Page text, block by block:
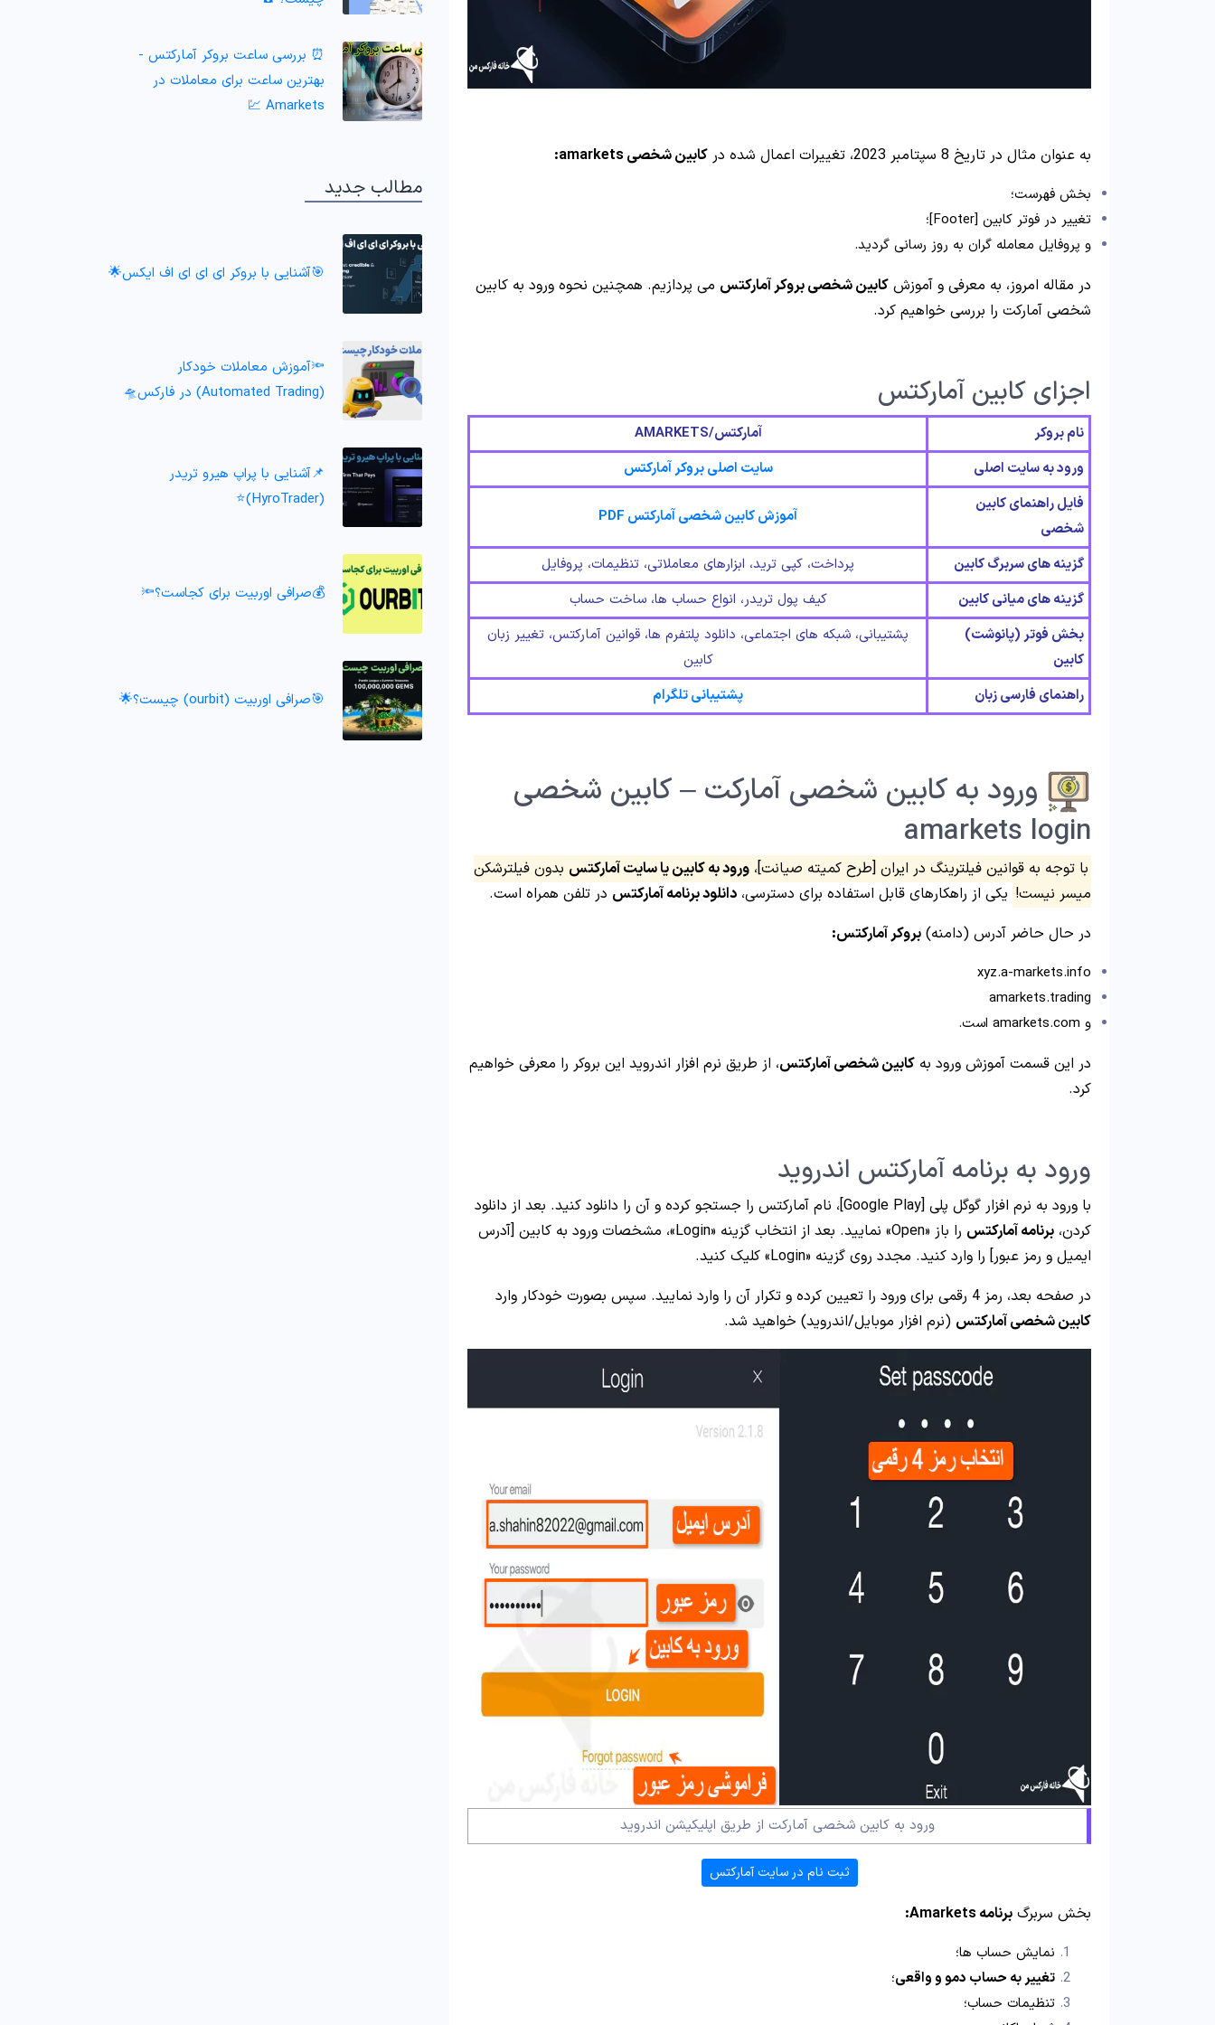
به عنوان مثال در تاریخ 8 سپتامبر 2023، تغییرات اعمال شده در کابین شخصی amarkets:
بخش فهرست؛
تغییر در فوتر کابین [Footer]؛
و پروفایل معامله گران به روز رسانی گردید.
در مقاله امروز، به معرفی و آموزش کابین شخصی بروکر آمارکتس می پردازیم. همچنین نحوه ورود به کابین
شخصی آمارکت را بررسی خواهیم کرد.
اجزای کابین آمارکتس
نام بروکر
آمارکتس/AMARKETS
ورود به سایت اصلی
سایت اصلی بروکر آمارکتس
فایل راهنمای کابین
شخصی
آموزش کابین شخصی آمارکتس PDF
گزینه های سربرگ کابین
پرداخت، کپی ترید، ابزارهای معاملاتی، تنظیمات، پروفایل
گزینه های میانی کابین
کیف پول تریدر، انواع حساب ها، ساخت حساب
بخش فوتر (پانوشت)
کابین
پشتیبانی، شبکه های اجتماعی، دانلود پلتفرم ها، قوانین آمارکتس، تغییر زبان
کابین
راهنمای فارسی زبان
پشتیبانی تلگرام
ورود به کابین شخصی آمارکت – کابین شخصی
amarkets login
با توجه به قوانین فیلترینگ در ایران [طرح کمیته صیانت]،ورود به کابین یا سایت آمارکتس بدون فیلترشکن
میسر نیست! یکی از راهکارهای قابل استفاده برای دسترسی،دانلود برنامه آمارکتس در تلفن همراه است.
در حال حاضر آدرس (دامنه) بروکر آمارکتس:
xyz.a-markets.info
amarkets.trading
و amarkets.com است.
در این قسمت آموزش ورود به کابین شخصی آمارکتس، از طریق نرم افزار اندروید این بروکر را معرفی خواهیم
کرد.
ورود به برنامه آمارکتس اندروید
با ورود به نرم افزار گوگل پلی [Google Play]، نام آمارکتس را جستجو کرده و آن را دانلود کنید. بعد از دانلود
کردن، برنامه آمارکتس
را باز «Open» نمایید. بعد از انتخاب گزینه «Login»، مشخصات ورود به کابین [آدرس
ایمیل و رمز عبور] را وارد کنید. مجدد روی گزینه «Login» کلیک کنید.
در صفحه بعد، رمز 4 رقمی برای ورود را تعیین کرده و تکرار آن را وارد نمایید. سپس بصورت خودکار وارد
کابین شخصی آمارکتس (نرم افزار موبایل/اندروید) خواهید شد.
ورود به کابین شخصی آمارکت از طریق اپلیکیشن اندروید
ثبت نام در سایت آمارکتس
بخش سربرگ برنامه Amarkets:
نمایش حساب ها؛
تغییر به حساب دمو و واقعی؛
تنظیمات حساب؛
⏰ بررسی ساعت بروکر آمارکتس -
بهترین ساعت برای معاملات در
Amarkets 💹
مطالب جدید
🎯آشنایی با بروکر ای ای ای اف ایکس🌟
🔦آموزش معاملات خودکار
(Automated Trading) در فارکس🛸
📌آشنایی با پراپ هیرو تریدر
(HyroTrader)⭐️
💰صرافی اوربیت برای کجاست؟🔦
🎯صرافی اوربیت (ourbit) چیست؟🌟